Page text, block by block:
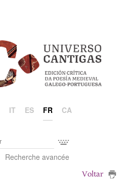
IT ES FR CA
Recherche avancée
Voltar